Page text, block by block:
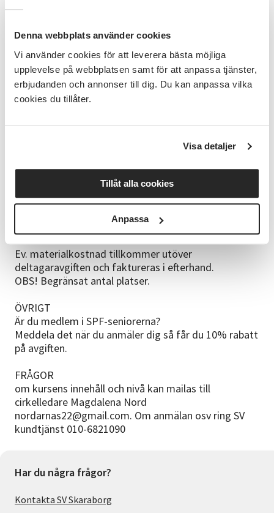
Denna webbplats använder cookies
Vi använder cookies för att leverera bästa möjliga
upplevelse på webbplatsen samt för att anpassa tjänster,
erbjudanden och annonser till dig. Du kan anpassa vilka
cookies du tillåter.
Visa detaljer
Tillåt alla cookies
Anpassa
Du har under några terminer deltagit i Italienska
språkkunskaper. Nivån är "avancerad nybörjare".
Är du osäker på din kunskapsnivå är du varmt
välkommen att prova vid ett tillfälle. Vi kommer ha
ett prova på den 29/ kl. 10.00 tillfälle där vi ser vilken
nivå du ligger på
MATERIAL
Idag används materialet Bon Viaggio 2 i gruppen
liksom annat "bredvid-material" vår ledare anser
Det kan vara allt från sagoböcker till tidningsartiklar,
musik osv.
Ev. materialkostnad tillkommer utöver
deltagaravgiften och faktureras i efterhand.
OBS! Begränsat antal platser.
ÖVRIGT
Är du medlem i SPF-seniorerna?
Meddela det när du anmäler dig så får du 10% rabatt
på avgiften.
FRÅGOR
om kursens innehåll och nivå kan mailas till
cirkelledare Magdalena Nord
nordarnas22@gmail.com. Om anmälan osv ring SV
kundtjänst 010-6821090
Har du några frågor?
Kontakta SV Skaraborg